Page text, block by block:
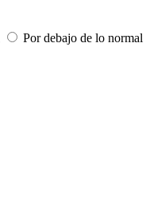
Por debajo de lo normal